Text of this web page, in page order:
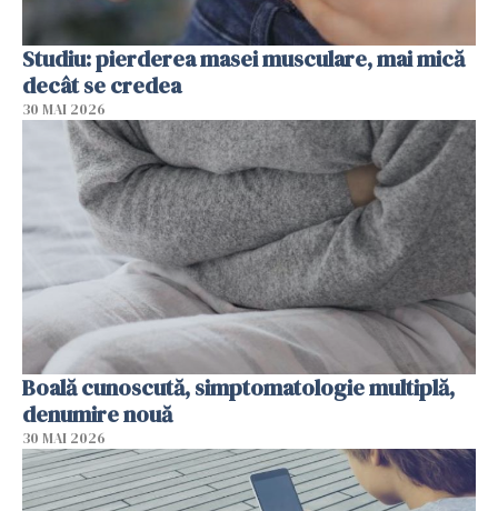
Studiu: pierderea masei musculare, mai mică
decât se credea
30 MAI 2026
Boală cunoscută, simptomatologie multiplă,
denumire nouă
30 MAI 2026